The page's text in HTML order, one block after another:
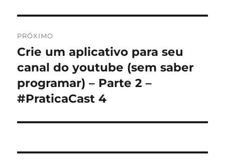
PRÓXIMO
Próximo
post:
Crie um aplicativo para seu
canal do youtube (sem saber
programar) – Parte 2 –
#PraticaCast 4